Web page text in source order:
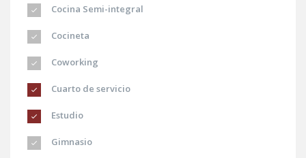
Cocina Semi-integral
Cocineta
Coworking
Cuarto de servicio
Estudio
Gimnasio